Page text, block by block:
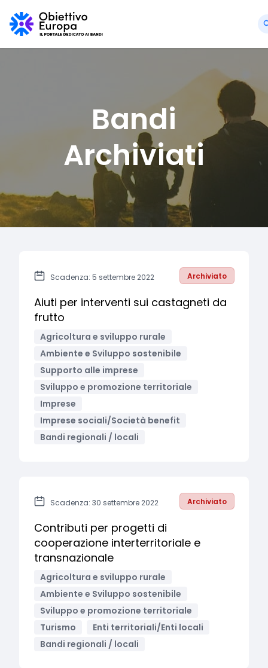
Bandi
Archiviati
Scadenza: 5 settembre 2022 Archiviato
Aiuti per interventi sui castagneti da
frutto
Agricoltura e sviluppo rurale
Ambiente e Sviluppo sostenibile
Supporto alle imprese
Sviluppo e promozione territoriale
Imprese
Imprese sociali/Società benefit
Bandi regionali / locali
Scadenza: 30 settembre 2022 Archiviato
Contributi per progetti di
cooperazione interterritoriale e
transnazionale
Agricoltura e sviluppo rurale
Ambiente e Sviluppo sostenibile
Sviluppo e promozione territoriale
Turismo
Enti territoriali/Enti locali
Bandi regionali / locali